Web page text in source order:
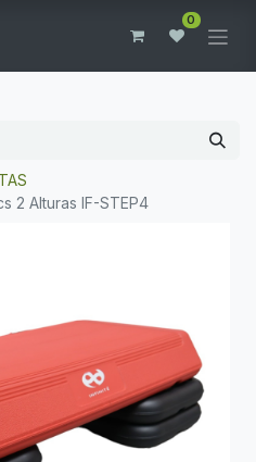
0
2 Alturas IF-STEP4